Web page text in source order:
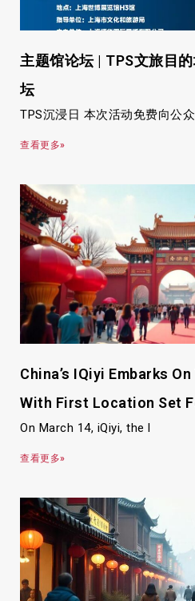
主题馆论坛 | TPS文旅目
坛
TPS沉浸日 本次活动免费向公
查看更多»
China’s IQiyi Embarks
With First Location Set
On March 14, iQiyi, the l
查看更多»